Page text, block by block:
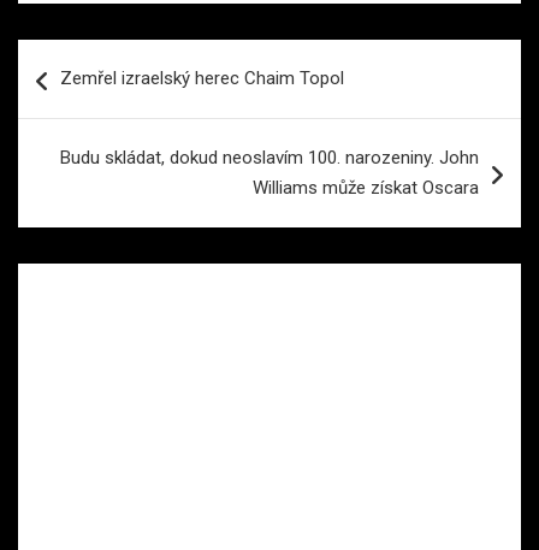
proZemřel izraelský herec Chaim Topol
Budu skládat, dokud neoslavím 100. narozeniny. John
Williams může získat Oscara